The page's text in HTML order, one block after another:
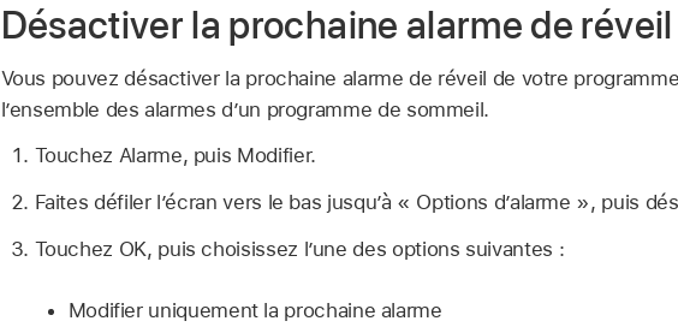
Désactiver la prochaine alarme de réveil
Vous pouvez désactiver la prochaine alarme de réveil de votre
l’ensemble des alarmes d’un programme de sommeil.
Touchez Alarme, puis Modifier.
Faites défiler l’écran vers le bas jusqu’à « Options d’alarme », puis
Touchez OK, puis choisissez l’une des options suivantes :
Modifier uniquement la prochaine alarme